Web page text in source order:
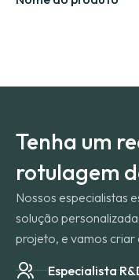
Tenha um
rotulagem
Nossos especialistas
solução
projeto, e vamos criar
Especialista